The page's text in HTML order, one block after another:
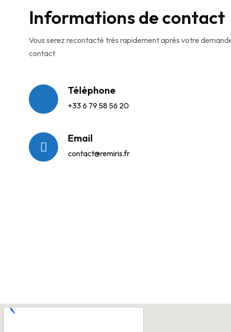
Informations de contact
Vous serez recontacté très rapidement après votre
contact
Téléphone
+33 6 79 58 56 20
Email
contact@remiris.fr